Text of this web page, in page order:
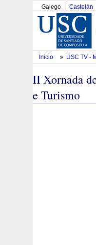
Galego Castelán
Inicio » USC TV -
II Xornada
e Turismo